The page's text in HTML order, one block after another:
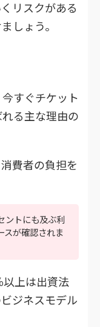
リスクがある
しょう。
すぐチケット
る主な理由の
費者の負担を
ントにも及ぶ利
スが確認されま
上は出資法
ジネスモデル